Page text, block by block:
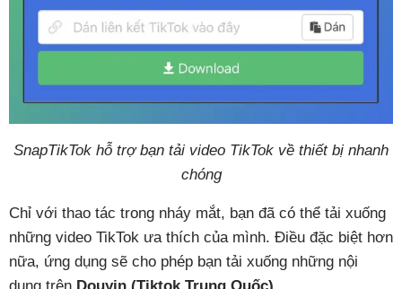
SnapTikTok hỗ trợ bạn tải video TikTok về thiết bị nhanh
chóng
Chỉ với thao tác trong nháy mắt, bạn đã có thể tải xuống
những video TikTok ưa thích của mình. Điều đặc biệt hơn
nữa, ứng dụng sẽ cho phép bạn tải xuống những nội